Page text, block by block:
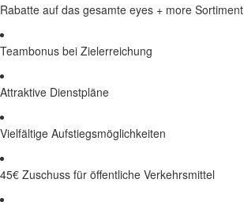
Rabatte auf das gesamte eyes + more Sortiment
Teambonus bei Zielerreichung
Attraktive Dienstpläne
Vielfältige Aufstiegsmöglichkeiten
45€ Zuschuss für öffentliche Verkehrsmittel